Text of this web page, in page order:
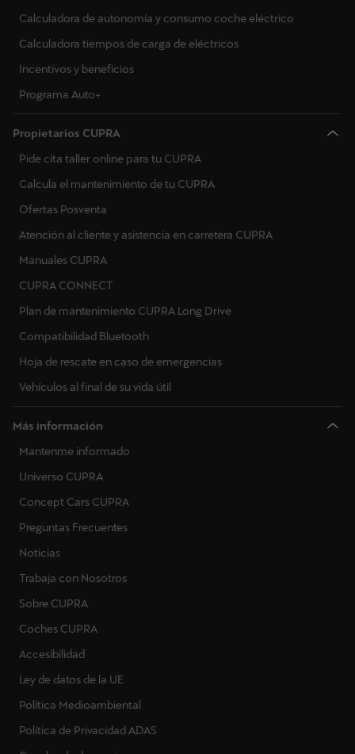
Calculadora de autonomía y consumo coche eléctrico
Calculadora tiempos de carga de eléctricos
Incentivos y beneficios
Programa Auto+
Propietarios CUPRA
Pide cita taller online para tu CUPRA
Calcula el mantenimiento de tu CUPRA
Ofertas Posventa
Atención al cliente y asistencia en carretera CUPRA
Manuales CUPRA
CUPRA CONNECT
Plan de mantenimiento CUPRA Long Drive
Compatibilidad Bluetooth
Hoja de rescate en caso de emergencias
Vehículos al final de su vida útil
Más información
Mantenme informado
Universo CUPRA
Concept Cars CUPRA
Preguntas Frecuentes
Noticias
Trabaja con Nosotros
Sobre CUPRA
Coches CUPRA
Accesibilidad
Ley de datos de la UE
Política Medioambiental
Política de Privacidad ADAS